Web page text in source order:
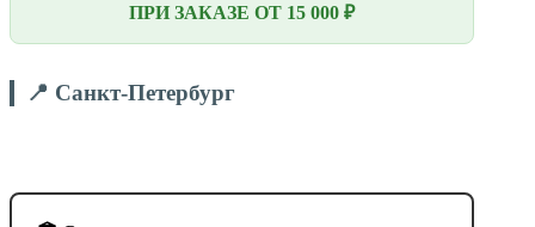
ПРИ ЗАКАЗЕ ОТ 15 000 ₽
📍 Санкт-Петербург